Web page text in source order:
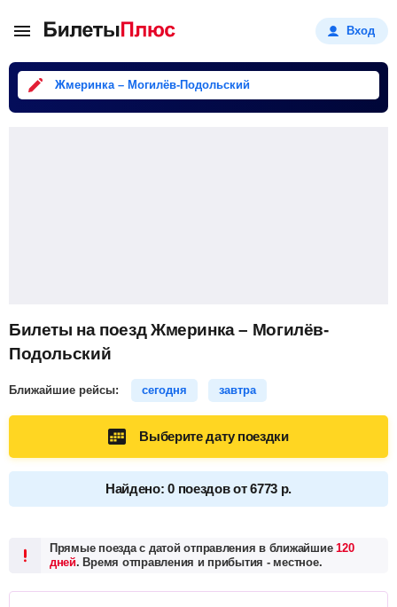
Вход
Жмеринка – Могилёв-Подольский
Билеты на поезд Жмеринка – Могилёв-
Подольский
Ближайшие рейсы: сегодня завтра
Выберите дату поездки
Найдено: 0 поездов от 6773 р.
Прямые поезда с датой отправления в ближайшие120
дней. Время отправления и прибытия - местное.